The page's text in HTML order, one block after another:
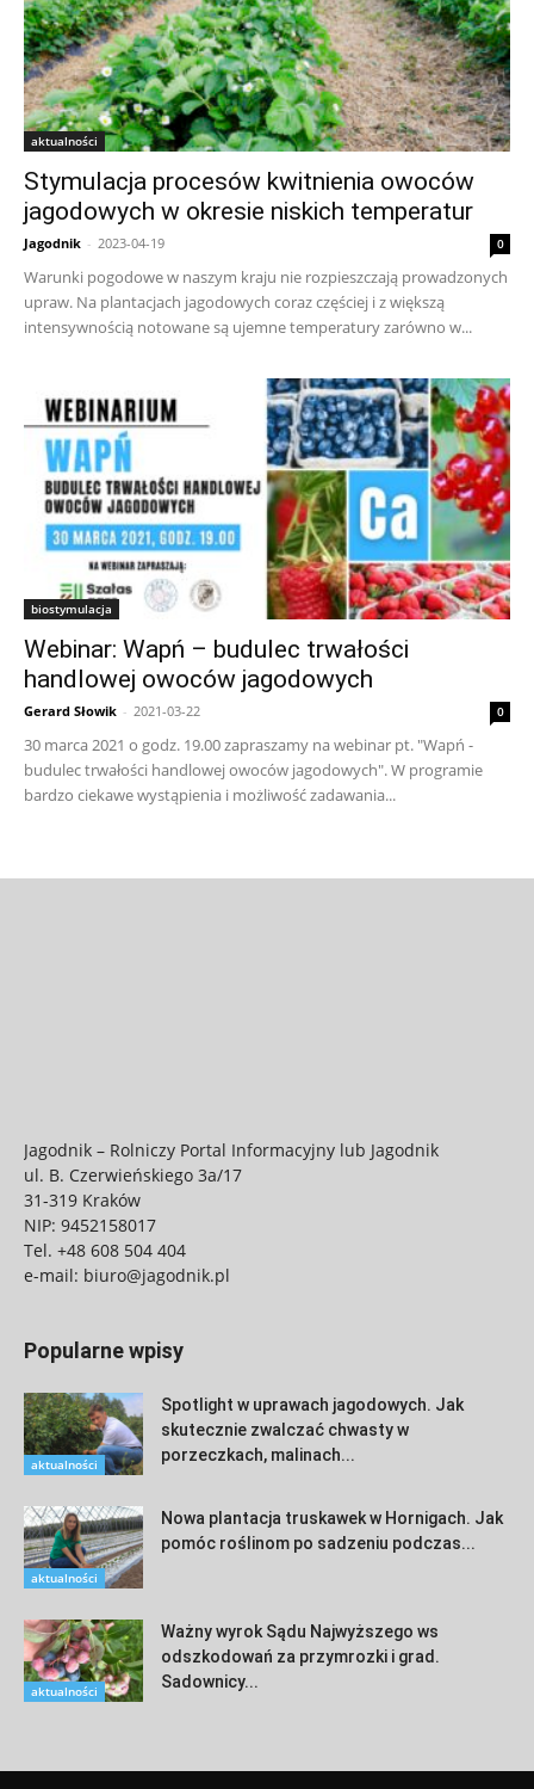
aktualności
Stymulacja procesów kwitnienia owoców
jagodowych w okresie niskich temperatur
Jagodnik - 2023-04-19 0
Warunki pogodowe w naszym kraju nie rozpieszczają prowadzonych
upraw. Na plantacjach jagodowych coraz częściej i z większą
intensywnością notowane są ujemne temperatury zarówno w...
biostymulacja
Webinar: Wapń – budulec trwałości
handlowej owoców jagodowych
Gerard Słowik - 2021-03-22 0
30 marca 2021 o godz. 19.00 zapraszamy na webinar pt. "Wapń -
budulec trwałości handlowej owoców jagodowych". W programie
bardzo ciekawe wystąpienia i możliwość zadawania...
Jagodnik – Rolniczy Portal Informacyjny lub Jagodnik
ul. B. Czerwieńskiego 3a/17
31-319 Kraków
NIP: 9452158017
Tel. +48 608 504 404
e-mail: biuro@jagodnik.pl
Popularne wpisy
aktualności
Spotlight w uprawach jagodowych. Jak
skutecznie zwalczać chwasty w
porzeczkach, malinach...
aktualności
Nowa plantacja truskawek w Hornigach. Jak
pomóc roślinom po sadzeniu podczas...
aktualności
Ważny wyrok Sądu Najwyższego ws
odszkodowań za przymrozki i grad.
Sadownicy...